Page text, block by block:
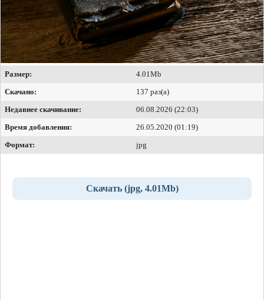
Размер:
4.01Mb
Скачано:
137 раз(а)
Недавнее скачивание:
06.08.2026 (22:03)
Время добавления:
26.05.2020 (01:19)
Формат:
jpg
Скачать (jpg, 4.01Mb)